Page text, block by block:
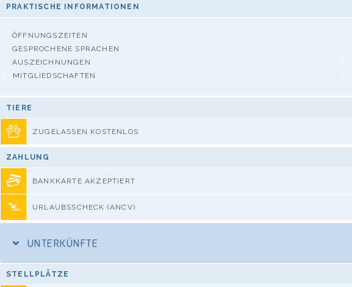
PRAKTISCHE INFORMATIONEN
ÖFFNUNGSZEITEN
GESPROCHENE SPRACHEN
AUSZEICHNUNGEN
MITGLIEDSCHAFTEN
TIERE
ZUGELASSEN KOSTENLOS
ZAHLUNG
BANKKARTE AKZEPTIERT
URLAUBSSCHECK (ANCV)
UNTERKÜNFTE
STELLPLÄTZE